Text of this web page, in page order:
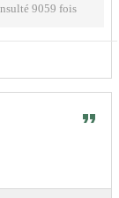
9059 fois